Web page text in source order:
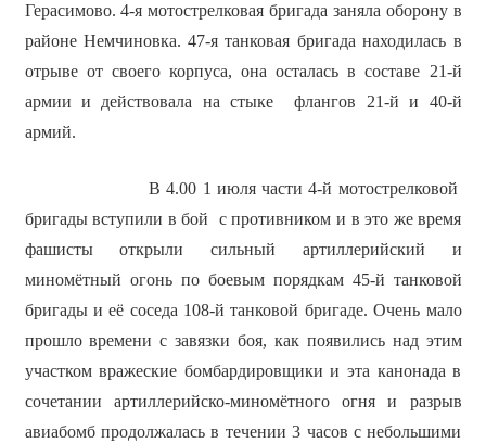
Герасимово. 4-я мотострелковая бригада заняла оборону в
районе Немчиновка. 47-я танковая бригада находилась в
отрыве от своего корпуса, она осталась в составе 21-й
армии и действовала на стыке флангов 21-й и 40-й
армий.
В 4.00 1 июля части 4-й мотострелковой
бригады вступили в бой с противником и в это же время
фашисты открыли сильный артиллерийский и
миномётный огонь по боевым порядкам 45-й танковой
бригады и её соседа 108-й танковой бригаде. Очень мало
прошло времени с завязки боя, как появились над этим
участком вражеские бомбардировщики и эта канонада в
сочетании артиллерийско-миномётного огня и разрыв
авиабомб продолжалась в течении 3 часов с небольшими